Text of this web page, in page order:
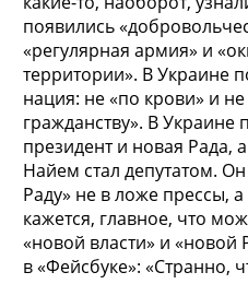
появились
«регулярная армия» и
территории». В Украине
нация: не «по крови» и
гражданству». В Украине
президент и новая Рада,
Найем стал депутатом.
Раду» не в ложе прессы,
кажется, главное, что
«новой власти» и «новой
в «Фейсбуке»: «Странно,